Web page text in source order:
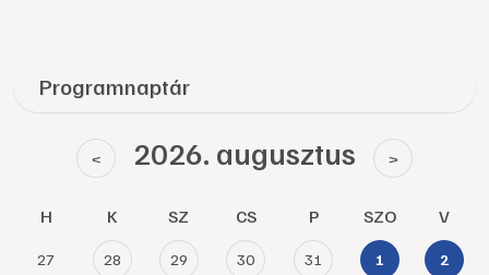
Programnaptár
< 2026. augusztus >
H K SZ CS P SZO V
27 28 29 30 31 1 2